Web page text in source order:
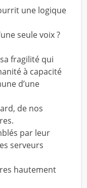
une logique
seule voix ?
fragilité qui
à capacité
d’une
de nos
par leur
serveurs
hautement